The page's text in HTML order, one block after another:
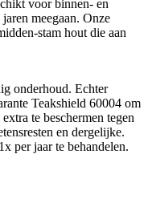
voor binnen- en
meegaan. Onze
stam hout die aan
onderhoud. Echter
Teakshield 60004 om
te beschermen tegen
en dergelijke.
per jaar te behandelen.